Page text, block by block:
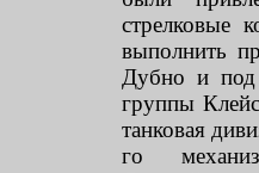
стрелковые
выполнить
Дубно и
группы
танковая
го